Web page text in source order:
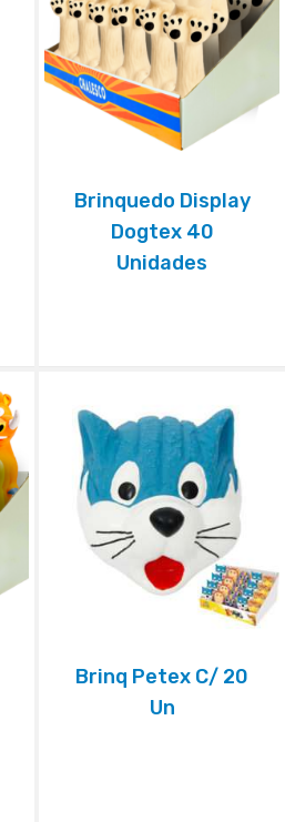
Brinquedo Display
Dogtex 40
Unidades
Brinq Petex C/ 20
Un